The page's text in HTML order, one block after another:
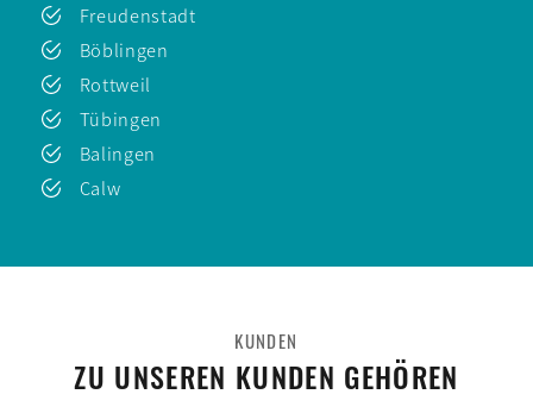
Freuden­stadt
Böblingen
Rott­weil
Tübingen
Balingen
Calw
KUNDEN
ZU UNSEREN KUNDEN GEHÖREN